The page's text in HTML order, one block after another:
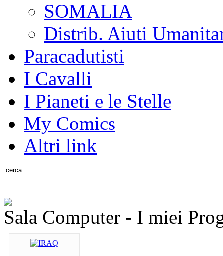
SOMALIA
Distrib. Aiuti
Paracadutisti
I Cavalli
I Pianeti e le Stelle
My Comics
Altri link
Sala Computer - I miei